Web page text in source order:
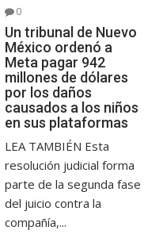
0
Un tribunal de Nuevo
México ordenó a
Meta pagar 942
millones de dólares
por los daños
causados a los niños
en sus plataformas
LEA TAMBIÉN Esta
resolución judicial forma
parte de la segunda fase
del juicio contra la
compañía,...